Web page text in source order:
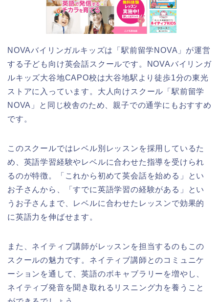
NOVAバイリンガルキッズは「駅前留学NOVA」が運営
する子ども向け英会話スクールです。NOVAバイリンガ
ルキッズ大谷地CAPO校は大谷地駅より徒歩1分の東光
ストアに入っています。大人向けスクール「駅前留学
NOVA」と同じ校舎のため、親子での通学にもおすすめ
です。
このスクールではレベル別レッスンを採用しているた
め、英語学習経験やレベルに合わせた指導を受けられ
るのが特徴。「これから初めて英会話を始める」とい
お子さんから、「すでに英語学習の経験がある」とい
うお子さんまで、レベルに合わせたレッスンで効果的
に英語力を伸ばせます。
また、ネイティブ講師がレッスンを担当するのもこの
スクールの魅力です。ネイティブ講師とのコミュニケ
ーションを通して、英語のボキャブラリーを増やし、
ネイティブ発音を聞き取れるリスニング力を養うこと